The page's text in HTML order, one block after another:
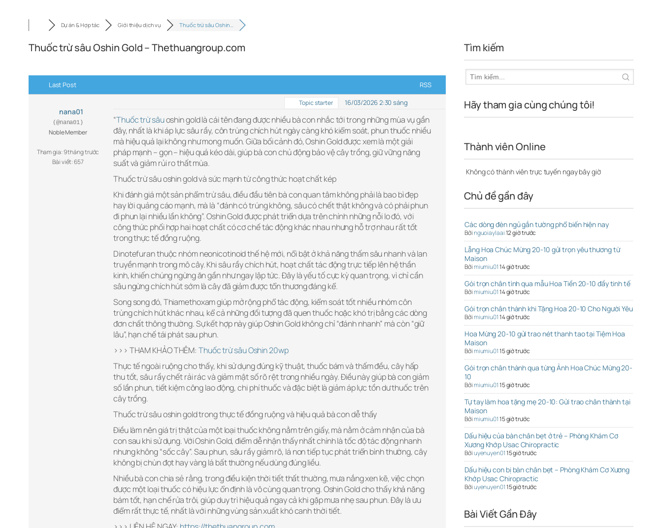
Dự án & Hợp tác Giới thiệu dịch vụ Thuốc trừ sâu Oshin…
Thuốc trừ sâu Oshin Gold – Thethuangroup.com
Last Post RSS
nana01
(@nana01)
Noble Member
Tham gia: 9 tháng trước
Bài viết: 657
Topic starter 16/03/2026 2:30 sáng
“Thuốc trừ sâuoshin gold là cái tên đang được nhiều bà con nhắc tới trong những mùa vụ gần
đây, nhất là khi áp lực sâu rầy, côn trùng chích hút ngày càng khó kiểm soát, phun thuốc nhiều
mà hiệu quả lại không như mong muốn. Giữa bối cảnh đó, Oshin Gold được xem là một giải
pháp mạnh – gọn – hiệu quả kéo dài, giúp bà con chủ động bảo vệ cây trồng, giữ vững năng
suất và giảm rủi ro thất mùa.
Thuốc trừ sâu oshin gold và sức mạnh từ công thức hoạt chất kép
Khi đánh giá một sản phẩm trừ sâu, điều đầu tiên bà con quan tâm không phải là bao bì đẹp
hay lời quảng cáo mạnh, mà là “đánh có trúng không, sâu có chết thật không và có phải phun
đi phun lại nhiều lần không”. Oshin Gold được phát triển dựa trên chính những nỗi lo đó, với
công thức phối hợp hai hoạt chất có cơ chế tác động khác nhau nhưng hỗ trợ nhau rất tốt
trong thực tế đồng ruộng.
Dinotefuran thuộc nhóm neonicotinoid thế hệ mới, nổi bật ở khả năng thấm sâu nhanh và lan
truyền mạnh trong mô cây. Khi sâu rầy chích hút, hoạt chất tác động trực tiếp lên hệ thần
kinh, khiến chúng ngừng ăn gần như ngay lập tức. Đây là yếu tố cực kỳ quan trọng, vì chỉ cần
sâu ngừng chích hút sớm là cây đã giảm được tổn thương đáng kể.
Song song đó, Thiamethoxam giúp mở rộng phổ tác động, kiểm soát tốt nhiều nhóm côn
trùng chích hút khác nhau, kể cả những đối tượng đã quen thuốc hoặc khó trị bằng các dòng
đơn chất thông thường. Sự kết hợp này giúp Oshin Gold không chỉ “đánh nhanh” mà còn “giữ
lâu”, hạn chế tái phát sau phun.
>>> THAM KHẢO THÊM: Thuốc trừ sâu Oshin 20wp
Thực tế ngoài ruộng cho thấy, khi sử dụng đúng kỹ thuật, thuốc bám và thấm đều, cây hấp
thu tốt, sâu rầy chết rải rác và giảm mật số rõ rệt trong nhiều ngày. Điều này giúp bà con giảm
số lần phun, tiết kiệm công lao động, chi phí thuốc và đặc biệt là giảm áp lực tồn dư thuốc trên
cây trồng.
Thuốc trừ sâu oshin gold trong thực tế đồng ruộng và hiệu quả bà con dễ thấy
Điều làm nên giá trị thật của một loại thuốc không nằm trên giấy, mà nằm ở cảm nhận của bà
con sau khi sử dụng. Với Oshin Gold, điểm dễ nhận thấy nhất chính là tốc độ tác động nhanh
nhưng không “sốc cây”. Sau phun, sâu rầy giảm rõ, lá non tiếp tục phát triển bình thường, cây
không bị chùn đọt hay vàng lá bất thường nếu dùng đúng liều.
Nhiều bà con chia sẻ rằng, trong điều kiện thời tiết thất thường, mưa nắng xen kẽ, việc chọn
được một loại thuốc có hiệu lực ổn định là vô cùng quan trọng. Oshin Gold cho thấy khả năng
bám tốt, hạn chế rửa trôi, giúp duy trì hiệu quả ngay cả khi gặp mưa nhẹ sau phun. Đây là ưu
điểm rất thực tế, nhất là với những vùng sản xuất khó canh thời tiết.
Tìm kiếm
Hãy tham gia cùng chúng tôi!
Thành viên Online
Không có thành viên trực tuyến ngay bây giờ
Chủ đề gần đây
Các dòng đèn ngủ gắn tường phổ biến hiện nay
Bởinguoiaylaai12 giờ trước
Lẵng Hoa Chúc Mừng 20-10 gửi trọn yêu thương từ
Maison
Bởimiumiu0114 giờ trước
Gói trọn chân tình qua mẫu Hoa Tiền 20-10 đầy tinh tế
Bởimiumiu0114 giờ trước
Gói trọn chân thành khi Tặng Hoa 20-10 Cho Người Yêu
Bởimiumiu0114 giờ trước
Hoa Mừng 20-10 gửi trao nét thanh tao tại Tiệm Hoa
Maison
Bởimiumiu0115 giờ trước
Gói trọn chân thành qua từng Ảnh Hoa Chúc Mừng 20-
10
Bởimiumiu0115 giờ trước
Tự tay làm hoa tặng mẹ 20-10: Gửi trao chân thành tại
Maison
Bởimiumiu0115 giờ trước
Dấu hiệu của bàn chân bẹt ở trẻ – Phòng Khám Cơ
Xương Khớp Usac Chiropractic
Bởiuyenuyen0115 giờ trước
Dấu hiệu con bị bàn chân bẹt – Phòng Khám Cơ Xương
Khớp Usac Chiropractic
Bởiuyenuyen0115 giờ trước
Bài Viết Gần Đây